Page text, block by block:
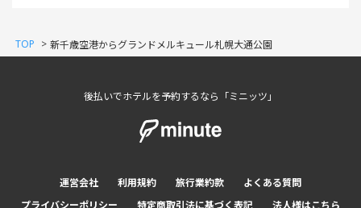
TOP > 新千歳空港からグランドメルキュール札幌大通公園
後払いでホテルを予約するなら「ミニッツ」
運営会社 利用規約 旅行業約款
よくある質問
プライバシーポリシー
特定商取引法に基づく表記 法人様はこちら